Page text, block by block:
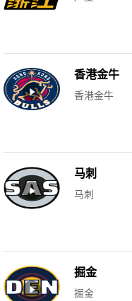
香港金牛
香港金牛
马刺
马刺
掘金
掘金